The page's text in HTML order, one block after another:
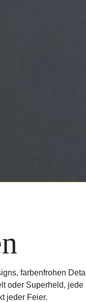
farbenfrohen
oder Superheld, jede
jeder Feier.